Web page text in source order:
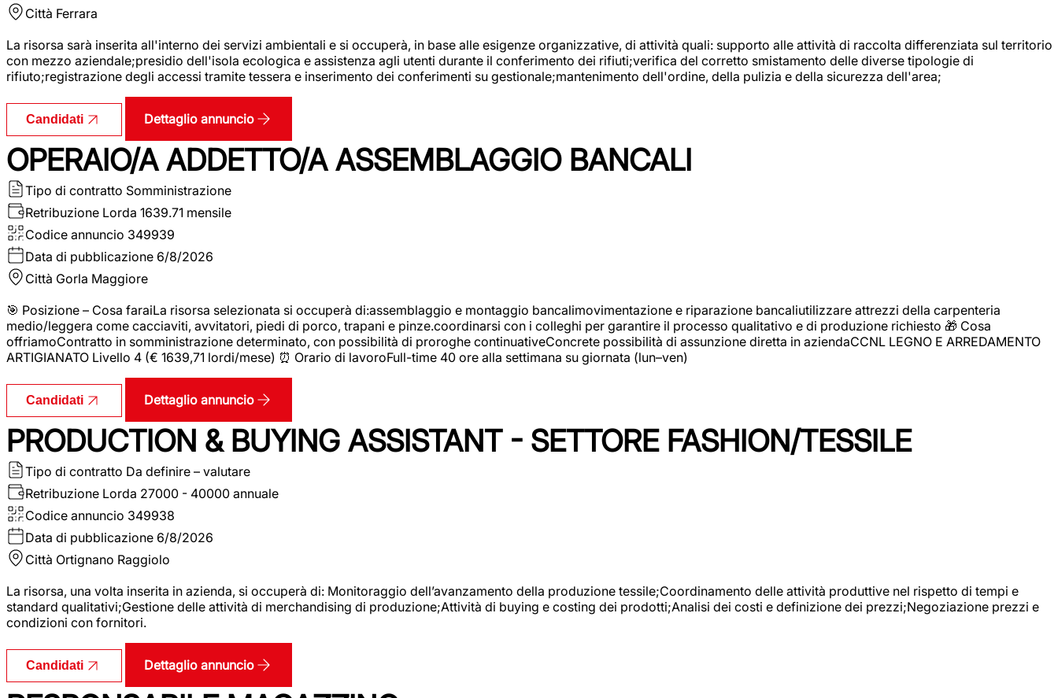
Città Ferrara
La risorsa sarà inserita all'interno dei servizi ambientali e si occuperà, in base alle esigenze organizzative, di attività quali: supporto alle attività di raccolta differenziata sul territorio
con mezzo aziendale;presidio dell'isola ecologica e assistenza agli utenti durante il conferimento dei rifiuti;verifica del corretto smistamento delle diverse tipologie di
rifiuto;registrazione degli accessi tramite tessera e inserimento dei conferimenti su gestionale;mantenimento dell'ordine, della pulizia e della sicurezza dell'area;
Candidati Dettaglio annuncio
OPERAIO/A ADDETTO/A ASSEMBLAGGIO BANCALI
Tipo di contratto Somministrazione
Retribuzione Lorda 1639.71 mensile
Codice annuncio 349939
Data di pubblicazione 6/8/2026
Città Gorla Maggiore
🎯 Posizione – Cosa faraiLa risorsa selezionata si occuperà di:assemblaggio e montaggio bancalimovimentazione e riparazione bancaliutilizzare attrezzi della carpenteria
medio/leggera come cacciaviti, avvitatori, piedi di porco, trapani e pinze.coordinarsi con i colleghi per garantire il processo qualitativo e di produzione richiesto 🎁 Cosa
offriamoContratto in somministrazione determinato, con possibilità di proroghe continuativeConcrete possibilità di assunzione diretta in aziendaCCNL LEGNO E ARREDAMENTO
ARTIGIANATO Livello 4 (€ 1639,71 lordi/mese) ⏰ Orario di lavoroFull-time 40 ore alla settimana su giornata (lun–ven)
Candidati Dettaglio annuncio
PRODUCTION & BUYING ASSISTANT - SETTORE FASHION/TESSILE
Tipo di contratto Da definire – valutare
Retribuzione Lorda 27000 - 40000 annuale
Codice annuncio 349938
Data di pubblicazione 6/8/2026
Città Ortignano Raggiolo
La risorsa, una volta inserita in azienda, si occuperà di: Monitoraggio dell’avanzamento della produzione tessile;Coordinamento delle attività produttive nel rispetto di tempi e
standard qualitativi;Gestione delle attività di merchandising di produzione;Attività di buying e costing dei prodotti;Analisi dei costi e definizione dei prezzi;Negoziazione prezzi e
condizioni con fornitori.
Candidati Dettaglio annuncio